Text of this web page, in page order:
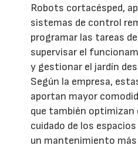
Robots cortacésped,
sistemas de control
programar las tareas
supervisar el
y gestionar el jardín
Según la empresa,
aportan mayor
que también optimizan
cuidado de los
un mantenimiento más